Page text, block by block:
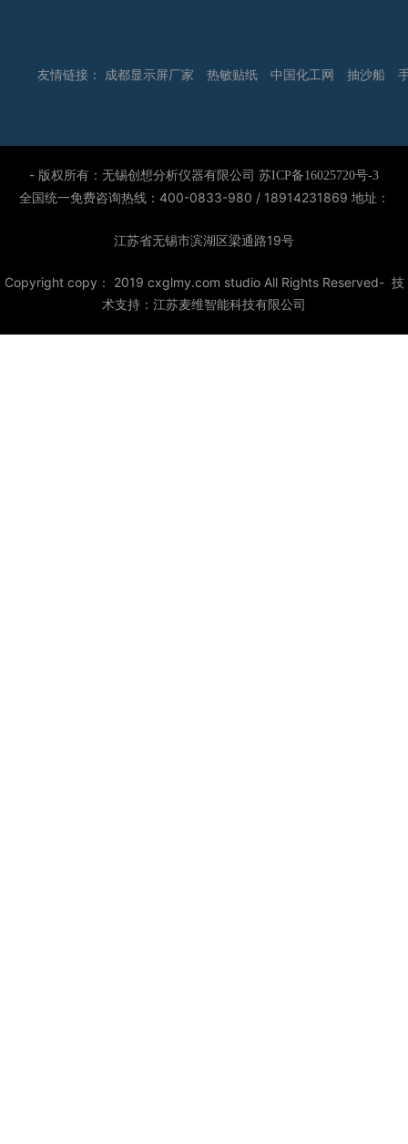
友情链接： 成都显示屏厂家 热敏贴纸 中国化工网 抽沙船
- 版权所有：无锡创想分析仪器有限公司 苏ICP备16025720号-3
全国统一免费咨询热线：400-0833-980 / 18914231869 地址：
江苏省无锡市滨湖区梁通路19号
Copyright copy： 2019 cxglmy.com studio All Rights Reserved- 技
术支持： 江苏麦维智能科技有限公司